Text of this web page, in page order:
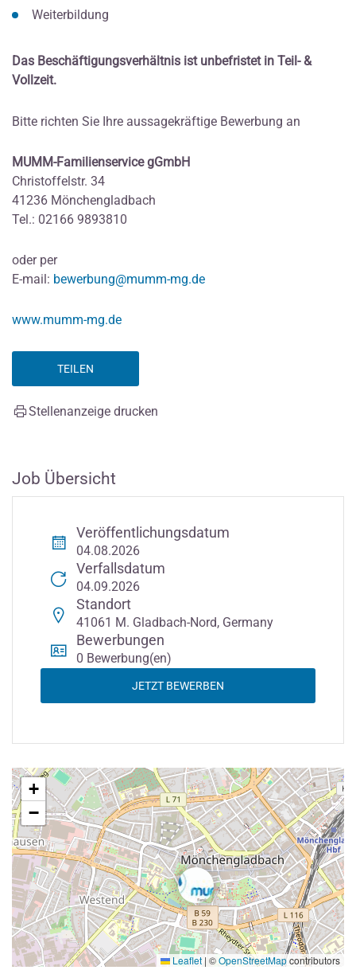
Weiterbildung
Das Beschäftigungsverhältnis ist unbefristet in Teil- &
Vollzeit.
Bitte richten Sie Ihre aussagekräftige Bewerbung an
MUMM-Familienservice gGmbH
Christoffelstr. 34
41236 Mönchengladbach
Tel.: 02166 9893810
oder per
E-mail: bewerbung@mumm-mg.de
www.mumm-mg.de
TEILEN
Stellenanzeige drucken
Job Übersicht
Veröffentlichungsdatum
04.08.2026
Verfallsdatum
04.09.2026
Standort
41061 M. Gladbach-Nord, Germany
Bewerbungen
0 Bewerbung(en)
JETZT BEWERBEN
+
−
Leaflet | ©OpenStreetMapcontributors